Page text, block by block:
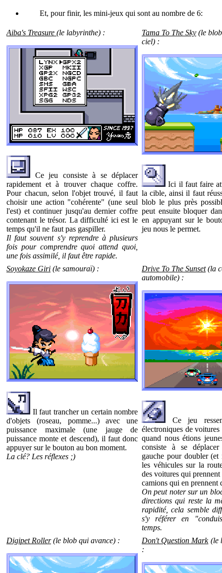
Et, pour finir, les mini-jeux qui sont au nombre de 6:
Aiba's Treasure (le labyrinthe) :
Ce jeu consiste à se déplacer
rapidement et à trouver chaque coffre.
Pour chacun, selon l'objet trouvé, il faut
choisir une action "cohérente" (une seul
l'est) et continuer jusqu'au dernier coffre
contenant le trésor. La difficulté ici est le
temps qu'il ne faut pas gaspiller.
Il faut souvent s'y reprendre à plusieurs
fois pour comprendre quoi attend quoi,
une fois assimilé, il faut être rapide.
Tama To The Sky (le
ciel) :
Ici il faut faire
la cible, ainsi il faut
blob le plus près
peut ensuite bloquer
en appuyant sur le
jeu nous le permet.
Soyokaze Giri (le samouraï) :
Il faut trancher un certain nombre
d'objets (roseau, pomme...) avec une
puissance maximale (une jauge de
puissance monte et descend), il faut donc
appuyer sur le bouton au bon moment.
La clé? Les réflexes ;)
Drive To The Sunset(la
automobile) :
Ce jeu
électroniques de
quand nous étions
consiste à se
gauche pour doubler (et
les véhicules sur la
des voitures qui
camions qui en prennent
On peut noter sur un
directions qui reste la
rapidité, cela semble
s'y référer en
temps.
Digipet Roller(le blob qui avance) : Don't Question Mark(le
: